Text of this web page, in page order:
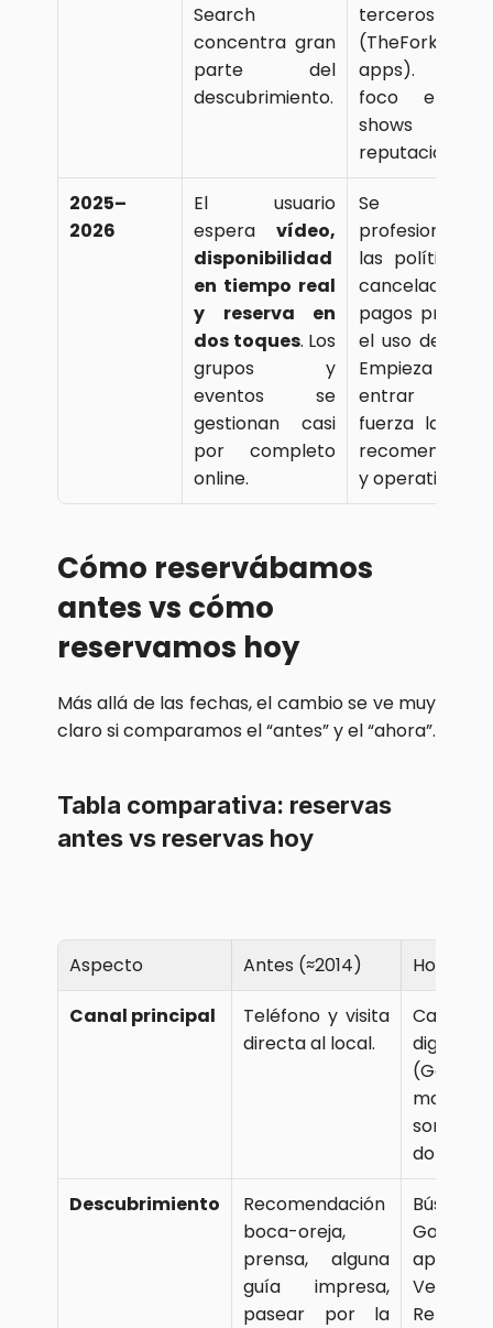
Search
concentra gran
parte del
descubrimiento.
terceros
(TheFork,
apps).
foco en
shows
reputación.
2025–
2026
El usuario
espera vídeo,
disponibilidad
en tiempo real
y reserva en
dos toques. Los
grupos y
eventos se
gestionan casi
por completo
online.
Se
profesionalizan
las políticas
cancelación,
pagos previos
el uso de
Empieza
entrar
fuerza la
y operativa.
Cómo reservábamos
antes vs cómo
reservamos hoy
Más allá de las fechas, el cambio se ve muy
claro si comparamos el “antes” y el “ahora”.
Tabla comparativa: reservas
antes vs reservas hoy
Aspecto Antes (≈2014)
Hoy
Canal principal
Teléfono y visita
directa al local.
Canales
digitales
son
Descubrimiento
Recomendación
boca-oreja,
prensa, alguna
guía impresa,
pasear por la
Google
apps
Repsol,